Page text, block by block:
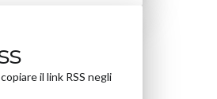
il link RSS negli